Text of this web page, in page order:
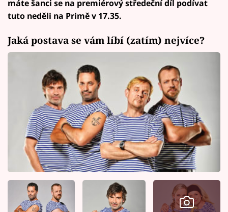
máte šanci se na premiérový středeční díl podívat
tuto neděli na Primě v 17.35.
Jaká postava se vám líbí (zatím) nejvíce?